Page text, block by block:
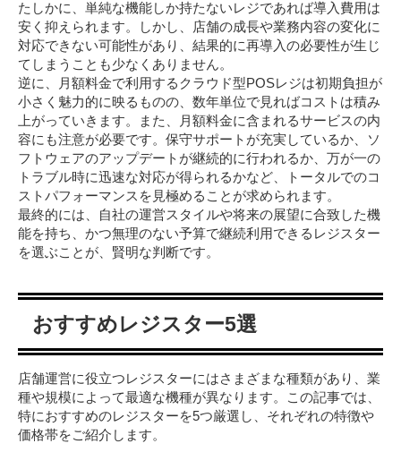
たしかに、単純な機能しか持たないレジであれば導入費用は
安く抑えられます。しかし、店舗の成長や業務内容の変化に
対応できない可能性があり、結果的に再導入の必要性が生じ
てしまうことも少なくありません。
逆に、月額料金で利用するクラウド型POSレジは初期負担が
小さく魅力的に映るものの、数年単位で見ればコストは積み
上がっていきます。また、月額料金に含まれるサービスの内
容にも注意が必要です。保守サポートが充実しているか、ソ
フトウェアのアップデートが継続的に行われるか、万が一の
トラブル時に迅速な対応が得られるかなど、トータルでのコ
ストパフォーマンスを見極めることが求められます。
最終的には、自社の運営スタイルや将来の展望に合致した機
能を持ち、かつ無理のない予算で継続利用できるレジスター
を選ぶことが、賢明な判断です。
おすすめレジスター5選
店舗運営に役立つレジスターにはさまざまな種類があり、業
種や規模によって最適な機種が異なります。この記事では、
特におすすめのレジスターを5つ厳選し、それぞれの特徴や
価格帯をご紹介します。